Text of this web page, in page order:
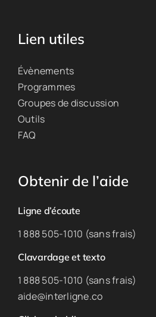
Lien utiles
Évènements
Programmes
Groupes de discussion
Outils
FAQ
Obtenir de l’aide
Ligne d’écoute
1 888 505-1010 (sans frais)
Clavardage et texto
1 888 505-1010 (sans frais)
aide@interligne.co